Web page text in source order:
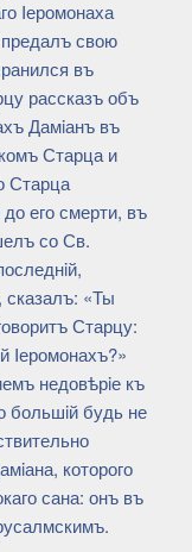
Iеромонаха
свою
въ
рассказъ объ
Дамiанъ въ
Старца и
Старца
его смерти, въ
со Св.
сказалъ: «Ты
Старцу:
Iеромонахъ?»
недовѣрiе къ
большiй будь не
которого
сана: онъ въ